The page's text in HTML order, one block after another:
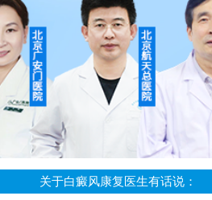
关于白癜风康复医生有话说：